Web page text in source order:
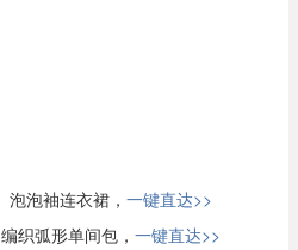
泡泡袖连衣裙， 一键直达>>
编织弧形单间包， 一键直达>>